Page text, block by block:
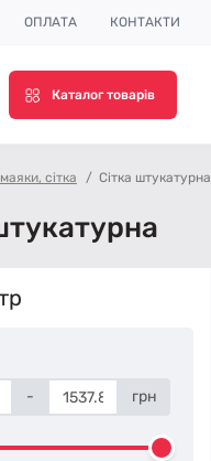
ОПЛАТА КОНТАКТИ
Каталог товарів
сітка Сітка штукатурна
- грн